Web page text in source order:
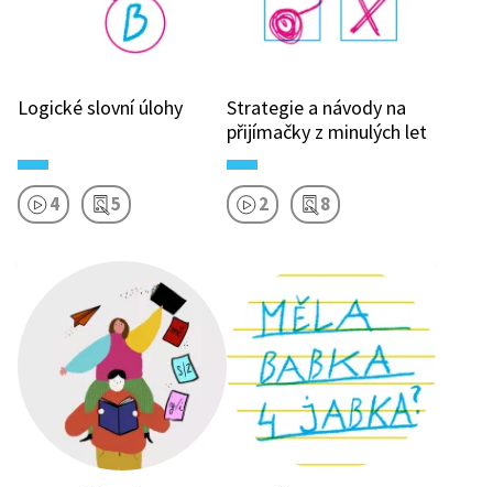
Logické slovní úlohy
4 5
Strategie a návody na
přijímačky z minulých let
2 8